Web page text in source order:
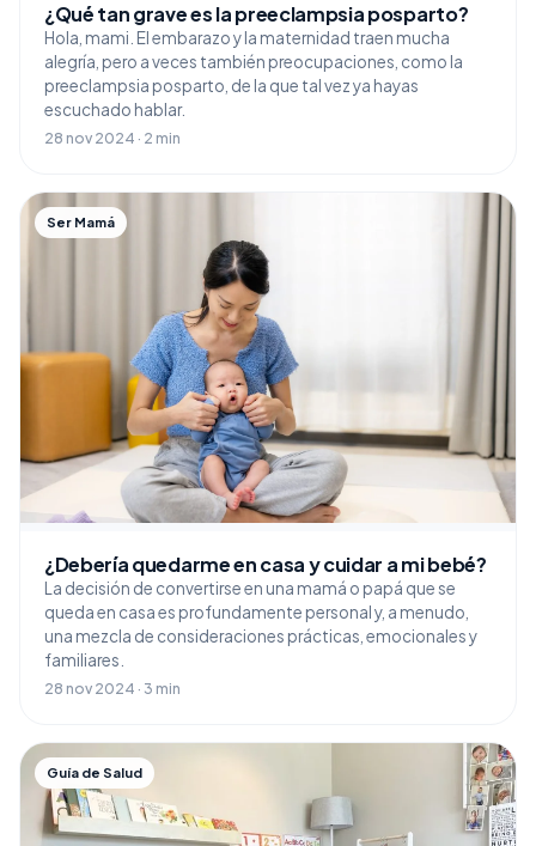
¿Qué tan grave es la preeclampsia posparto?
Hola, mami. El embarazo y la maternidad traen mucha
alegría, pero a veces también preocupaciones, como la
preeclampsia posparto, de la que tal vez ya hayas
escuchado hablar.
28 nov 2024 · 2 min
Ser Mamá
¿Debería quedarme en casa y cuidar a mi bebé?
La decisión de convertirse en una mamá o papá que se
queda en casa es profundamente personal y, a menudo,
una mezcla de consideraciones prácticas, emocionales y
familiares.
28 nov 2024 · 3 min
Guía de Salud